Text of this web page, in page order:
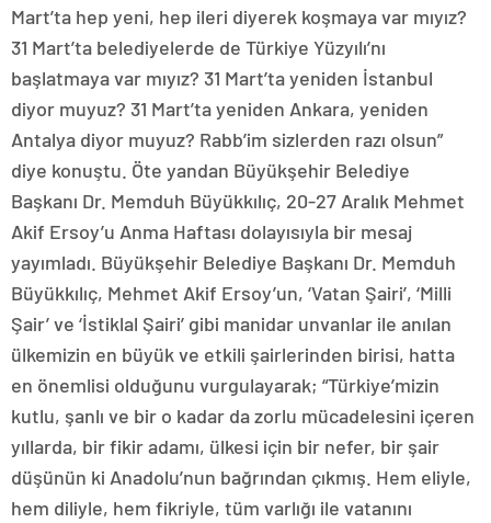
Mart’ta hep yeni, hep ileri diyerek koşmaya var mıyız?
31 Mart’ta belediyelerde de Türkiye Yüzyılı’nı
başlatmaya var mıyız? 31 Mart’ta yeniden İstanbul
diyor muyuz? 31 Mart’ta yeniden Ankara, yeniden
Antalya diyor muyuz? Rabb’im sizlerden razı olsun”
diye konuştu. Öte yandan Büyükşehir Belediye
Başkanı Dr. Memduh Büyükkılıç, 20-27 Aralık Mehmet
Akif Ersoy’u Anma Haftası dolayısıyla bir mesaj
yayımladı. Büyükşehir Belediye Başkanı Dr. Memduh
Büyükkılıç, Mehmet Akif Ersoy’un, ‘Vatan Şairi’, ‘Milli
Şair’ ve ‘İstiklal Şairi’ gibi manidar unvanlar ile anılan
ülkemizin en büyük ve etkili şairlerinden birisi, hatta
en önemlisi olduğunu vurgulayarak; “Türkiye’mizin
kutlu, şanlı ve bir o kadar da zorlu mücadelesini içeren
yıllarda, bir fikir adamı, ülkesi için bir nefer, bir şair
düşünün ki Anadolu’nun bağrından çıkmış. Hem eliyle,
hem diliyle, hem fikriyle, tüm varlığı ile vatanını